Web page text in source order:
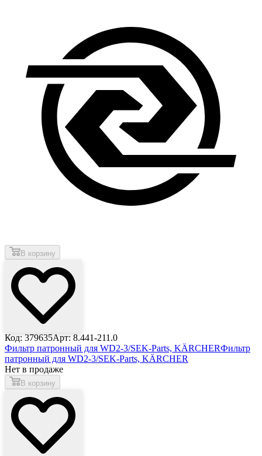
В корзину
Код: 379635Арт: 8.441-211.0
Фильтр патронный для WD2-3/SEK-Parts, KÄRCHERФильтр
патронный для WD2-3/SEK-Parts, KÄRCHER
Нет в продаже
В корзину